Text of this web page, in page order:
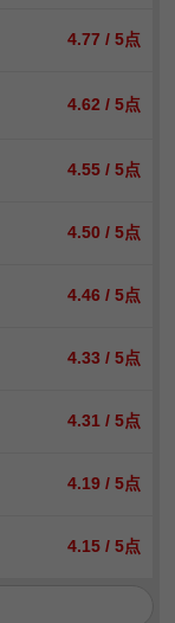
4.77 / 5点
4.62 / 5点
4.55 / 5点
4.50 / 5点
4.46 / 5点
4.33 / 5点
4.31 / 5点
4.19 / 5点
4.15 / 5点